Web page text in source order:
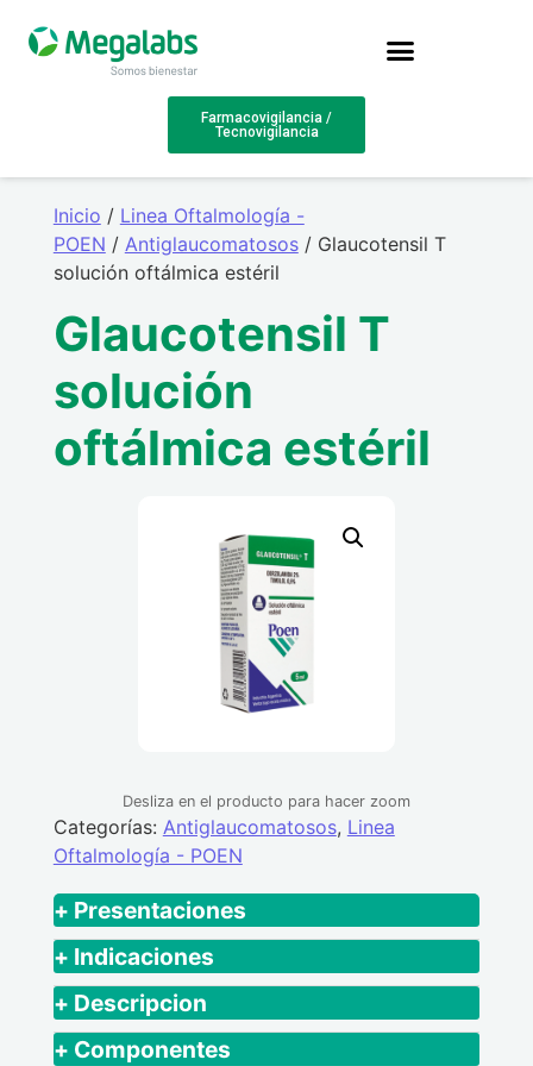
Farmacovigilancia /
Tecnovigilancia
Inicio / Linea Oftalmología -
POEN / Antiglaucomatosos/ Glaucotensil T
solución oftálmica estéril
Glaucotensil T
solución
oftálmica estéril
Desliza en el producto para hacer zoom
Categorías: Antiglaucomatosos, Linea
Oftalmología - POEN
+ Presentaciones
Caja x 1 frasco gotero x 5 mL +
Prospecto.
+ Indicaciones
Tratamiento de la presión intraocular (PIO)
elevada en pacientes con hipertensión
ocular, glaucoma de ángulo abierto,
+ Descripcion
N/A
+ Componentes